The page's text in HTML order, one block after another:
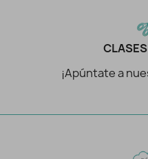
¡Apúntate a